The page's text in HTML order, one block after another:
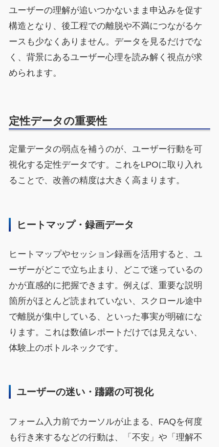
ユーザーの理解が追いつかないまま申込みを促す
構造となり、後工程での離脱や不満につながるケ
ースも少なくありません。データを見るだけでな
く、背景にあるユーザー心理を読み解く視点が求
められます。
定性データの重要性
定量データの弱点を補うのが、ユーザー行動を可
視化する定性データです。これをLPOに取り入れ
ることで、改善の精度は大きく高まります。
ヒートマップ・録画データ
ヒートマップやセッション録画を活用すると、ユ
ーザーがどこで立ち止まり、どこで迷っているの
かが直感的に把握できます。例えば、重要な説明
箇所がほとんど読まれていない、スクロール途中
で離脱が集中している、といった事実が明確にな
ります。これは数値レポートだけでは見えない、
体験上のボトルネックです。
ユーザーの迷い・躊躇の可視化
フォーム入力前でカーソルが止まる、FAQを何度
も行き来するなどの行動は、「不安」や「理解不